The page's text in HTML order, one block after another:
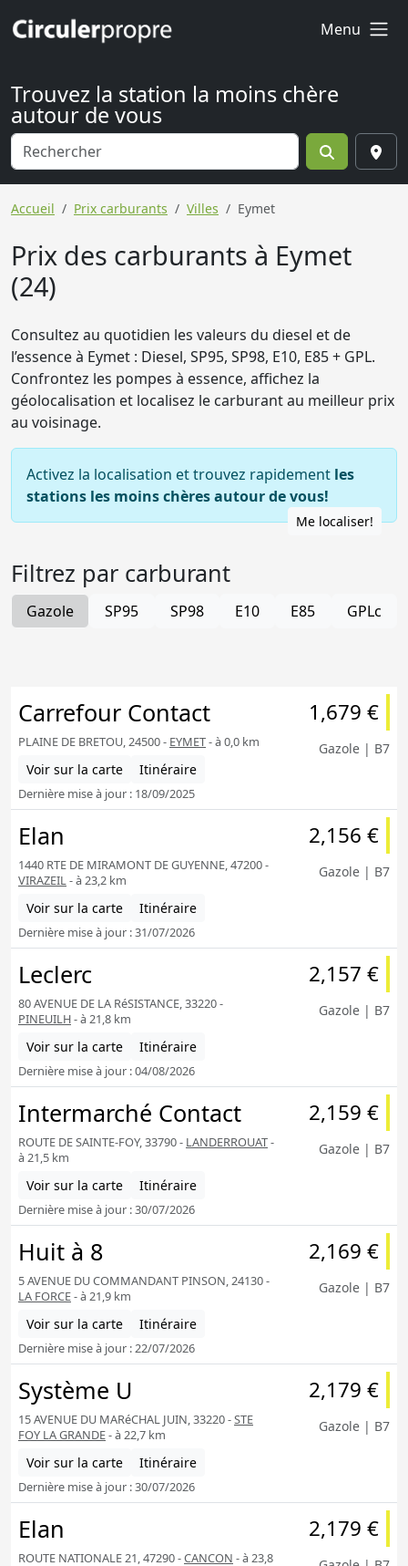
Menu
Trouvez la station la moins chère
autour de vous
Accueil Prix carburants Villes Eymet
Prix des carburants à Eymet
(24)
Consultez au quotidien les valeurs du diesel et de
l’essence à Eymet : Diesel, SP95, SP98, E10, E85 + GPL.
Confrontez les pompes à essence, affichez la
géolocalisation et localisez le carburant au meilleur prix
au voisinage.
Activez la localisation et trouvez rapidement les
stations les moins chères autour de vous!
Me localiser!
Filtrez par carburant
Gazole SP95 SP98 E10 E85 GPLc
Carrefour Contact
PLAINE DE BRETOU, 24500 - EYMET- à 0,0 km
Voir sur la carte Itinéraire
Dernière mise à jour : 18/09/2025
1,679 €
Gazole | B7
Elan
1440 RTE DE MIRAMONT DE GUYENNE, 47200 -
VIRAZEIL- à 23,2 km
Voir sur la carte Itinéraire
Dernière mise à jour : 31/07/2026
2,156 €
Gazole | B7
Leclerc
80 AVENUE DE LA RéSISTANCE, 33220 -
PINEUILH- à 21,8 km
Voir sur la carte Itinéraire
Dernière mise à jour : 04/08/2026
2,157 €
Gazole | B7
Intermarché Contact
ROUTE DE SAINTE-FOY, 33790 - LANDERROUAT-
à 21,5 km
Voir sur la carte Itinéraire
Dernière mise à jour : 30/07/2026
2,159 €
Gazole | B7
Huit à 8
5 AVENUE DU COMMANDANT PINSON, 24130 -
LA FORCE- à 21,9 km
Voir sur la carte Itinéraire
Dernière mise à jour : 22/07/2026
2,169 €
Gazole | B7
Système U
15 AVENUE DU MARéCHAL JUIN, 33220 -STE
FOY LA GRANDE- à 22,7 km
Voir sur la carte Itinéraire
Dernière mise à jour : 30/07/2026
2,179 €
Gazole | B7
Elan
ROUTE NATIONALE 21, 47290 -CANCON - à 23,8
2,179 €